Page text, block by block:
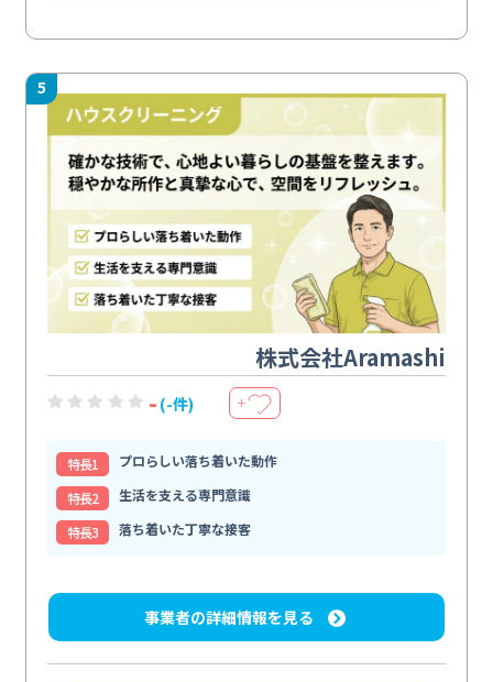
5
株式会社Aramashi
- (-件) ＋
特⻑1
プロらしい落ち着いた動作
特⻑2
生活を支える専門意識
特⻑3
落ち着いた丁寧な接客
事業者の詳細情報を見る